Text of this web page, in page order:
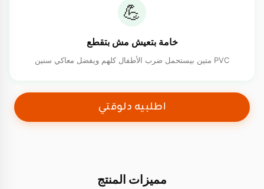
💪
خامة بتعيش مش بتقطع
PVC متين بيستحمل ضرب الأطفال كلهم ويفضل معاكي سنين
اطلبيه دلوقتي
مميزات المنتج